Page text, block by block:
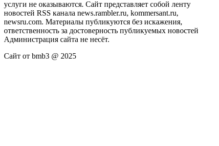
услуги не оказываются. Сайт представляет собой ленту
новостей RSS канала news.rambler.ru, kommersant.ru,
newsru.com. Материалы публикуются без искажения,
ответственность за достоверность публикуемых новостей
Администрация сайта не несёт.
Сайт от bmb3 @ 2025